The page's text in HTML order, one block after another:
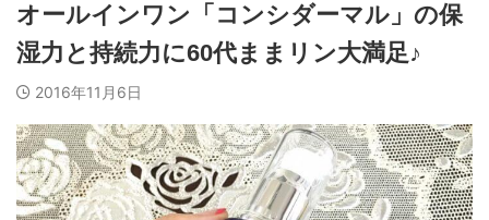
オールインワン「コンシダーマル」の保
湿力と持続力に60代ままリン大満足♪
2016年11月6日